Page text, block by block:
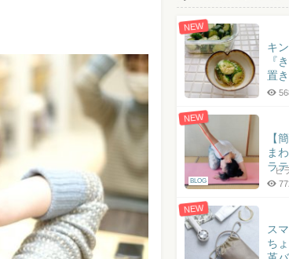
NEW
キ
『
置き
NEW
BLOG
【
ま
ラピ
NEW
ス
ち